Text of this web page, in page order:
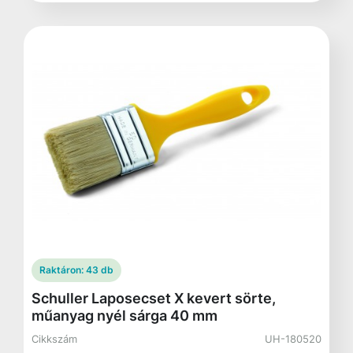
Raktáron: 43 db
Schuller Laposecset X kevert sörte,
műanyag nyél sárga 40 mm
Cikkszám UH-180520